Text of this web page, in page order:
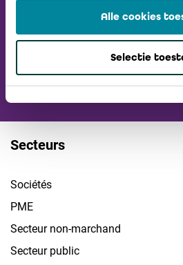
Alle cookies
Selectie
Secteurs
Sociétés
PME
Secteur non-marchand
Secteur public